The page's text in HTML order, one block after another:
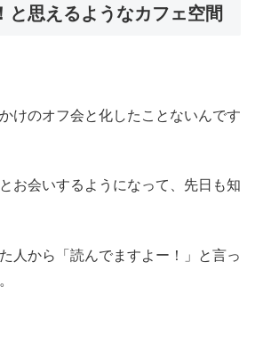
と思えるようなカフェ空間
けのオフ会と化したことないんです
お会いするようになって、先日も知
人から「読んでますよー！」と言っ